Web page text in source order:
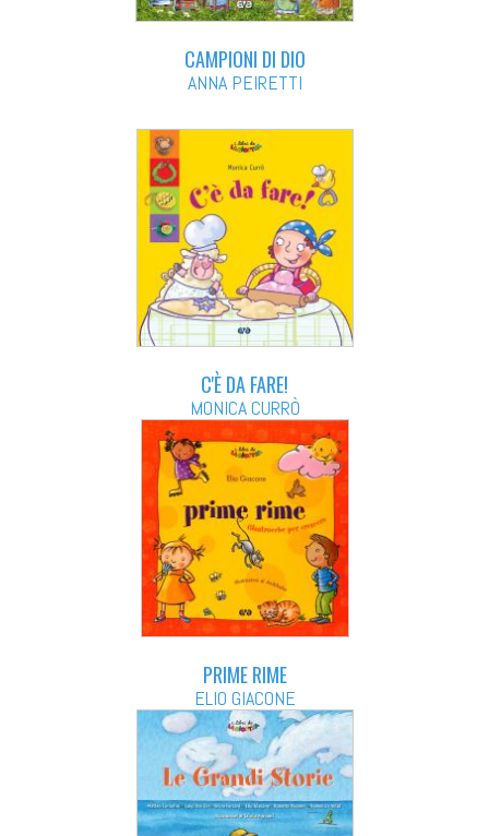
CAMPIONI DI DIO
ANNA PEIRETTI
C'È DA FARE!
MONICA CURRÒ
PRIME RIME
ELIO GIACONE